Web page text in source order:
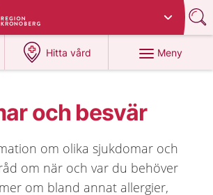
1177
region
Hitta vård
på 1177.se
Meny
och besvär
om olika sjukdomar och
om när och var du behöver
om bland annat allergier,